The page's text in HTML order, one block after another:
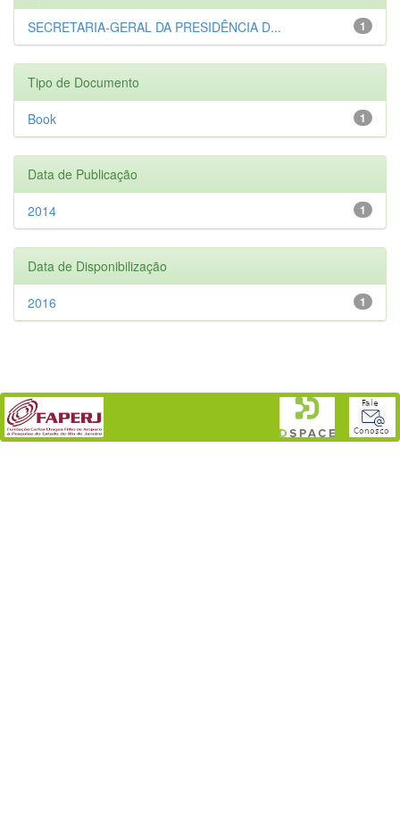
1
SECRETARIA-GERAL DA PRESIDÊNCIA D...
Tipo de Documento
1
Book
Data de Publicação
1
2014
Data de Disponibilização
1
2016